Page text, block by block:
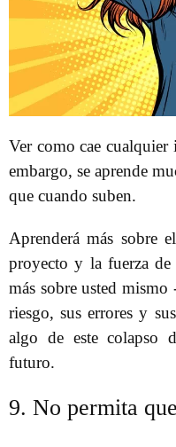
Ver como cae
embargo, se aprende
que cuando suben.
Aprenderá más sobre
proyecto y la fuerza de
más sobre usted
riesgo, sus errores y
algo de este colapso
futuro.
9. No permita